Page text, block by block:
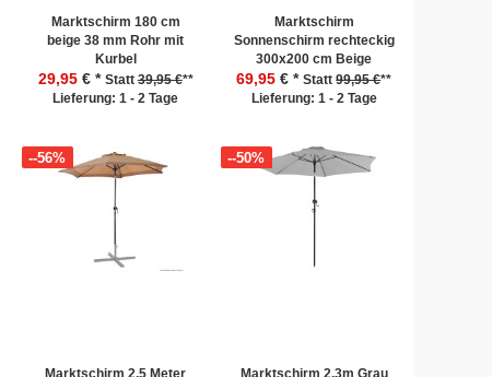
Marktschirm 180 cm
beige 38 mm Rohr mit
Kurbel
29,95 € * Statt39,95 €**
Lieferung: 1 - 2 Tage
Marktschirm
Sonnenschirm rechteckig
300x200 cm Beige
69,95 € *Statt99,95 €**
Lieferung: 1 - 2 Tage
Marktschirm 2,5 Meter
--56%
Marktschirm 2,3m Grau
--50%